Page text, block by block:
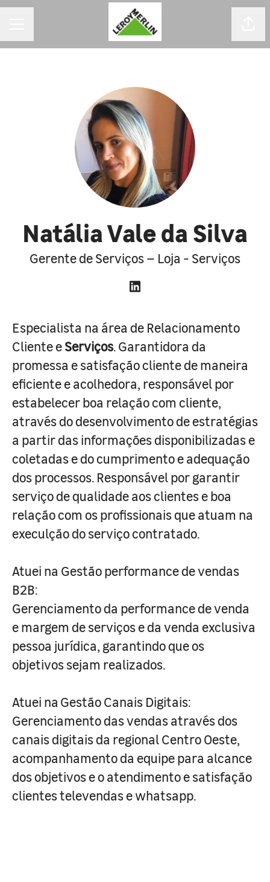
Natália Vale da Silva
Gerente de Serviços – Loja - Serviços
Especialista na área de Relacionamento
Cliente eServiços. Garantidora da
promessa e satisfação cliente de maneira
eficiente e acolhedora, responsável por
estabelecer boa relação com cliente,
através do desenvolvimento de estratégias
a partir das informações disponibilizadas e
coletadas e do cumprimento e adequação
dos processos. Responsável por garantir
serviço de qualidade aos clientes e boa
relação com os profissionais que atuam na
execulção do serviço contratado.
Atuei na Gestão performance de vendas
B2B:
Gerenciamento da performance de venda
e margem de serviços e da venda exclusiva
pessoa jurídica, garantindo que os
objetivos sejam realizados.
Atuei na Gestão Canais Digitais:
Gerenciamento das vendas através dos
canais digitais da regional Centro Oeste,
acompanhamento da equipe para alcance
dos objetivos e o atendimento e satisfação
clientes televendas e whatsapp.